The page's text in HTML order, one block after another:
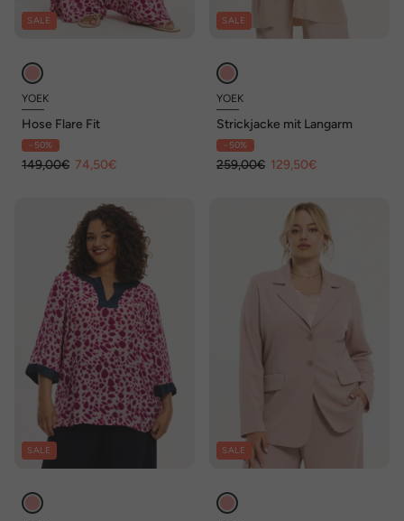
SALE
YOEK
Hose Flare Fit
- 50%
149,00€ 74,50€
SALE
YOEK
Strickjacke mit Langarm
- 50%
259,00€ 129,50€
SALE SALE